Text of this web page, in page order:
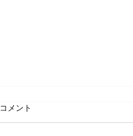
コメント